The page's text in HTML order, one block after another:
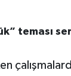
teması